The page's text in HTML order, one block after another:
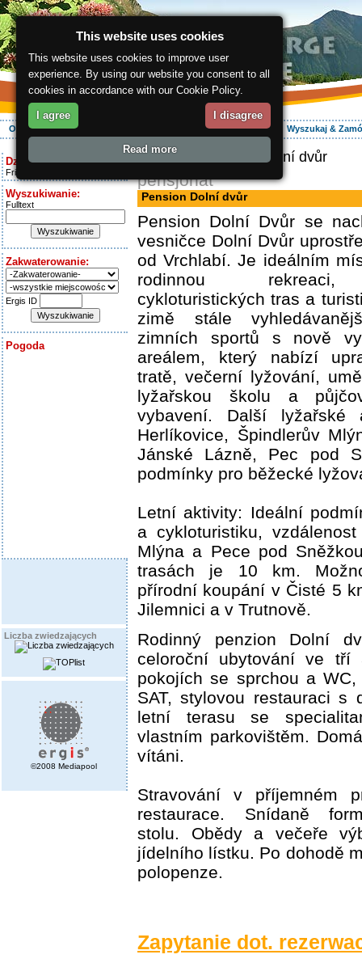
O regionie Aktywnie Zakwaterowanie Wyszukaj &
Dziś jest:
Friday 7.08.2026
Wyszukiwanie:
Fulltext
Zakwaterowanie:
Ergis ID
Pogoda
Liczba zwiedzających
©2008 Mediapool
ergis.cz > Pension Dolní dvůr
pensjonat
Pension Dolní dvůr
Pension Dolní Dvůr se
vesničce Dolní Dvůr
od Vrchlabí. Je ideálním
rodinnou rekreaci,
cykloturistických tras a
zimě stále
zimních sportů s nově
areálem, který nabízí
tratě, večerní lyžování,
lyžařskou školu a
vybavení. Další
Herlíkovice, Špindlerův
Jánské Lázně, Pec pod
podmínky pro běžecké
Letní aktivity: Ideální
a cykloturistiku,
Mlýna a Pece pod
trasách je 10 km.
přírodní koupání v Čisté 5
Jilemnici a v Trutnově.
Rodinný penzion Dolní
celoroční ubytování ve tří
pokojích se sprchou a
SAT, stylovou restauraci s
letní terasu se
vlastním parkovištěm.
vítáni.
Stravování v příjemném
restaurace. Snídaně
stolu. Obědy a večeře
jídelního lístku. Po dohodě
polopenze.
Zapytanie dot.
This website uses cookies
This website uses cookies to improve user
experience. By using our website you consent to all
cookies in accordance with our Cookie Policy.
I agree I disagree
Read more